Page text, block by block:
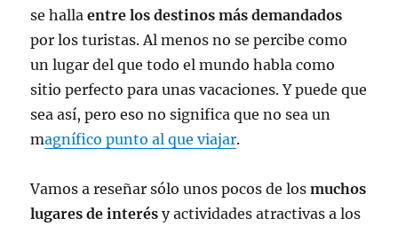
se hallaentre los destinos más demandados
por los turistas. Al menos no se percibe como
un lugar del que todo el mundo habla como
sitio perfecto para unas vacaciones. Y puede que
sea así, pero eso no significa que no sea un
magnífico punto al que viajar.
Vamos a reseñar sólo unos pocos de losmuchos
lugares de interés y actividades atractivas a los